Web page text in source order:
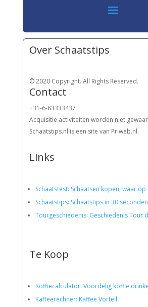
Over Schaatstips
© 2020 Copyright. All Rights Reserved.
Contact
+31-6-83333437
Acquisitie activiteiten worden niet
Schaatstips.nl is een site van Priweb.nl.
Links
Schaatstest: Schaatsen kopen, waar op
Schaatstips: Schaatstips in 30 seconden
Tourgeschiedenis: Geschiedenis Tour
Te Koop
Koffiecalculator: Voordelig koffie
Kaffeerechner: Kaffee Vorteil